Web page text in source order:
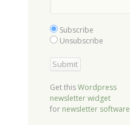
Subscribe
Unsubscribe
Get thisWordpress
newsletter widget
for newsletter software